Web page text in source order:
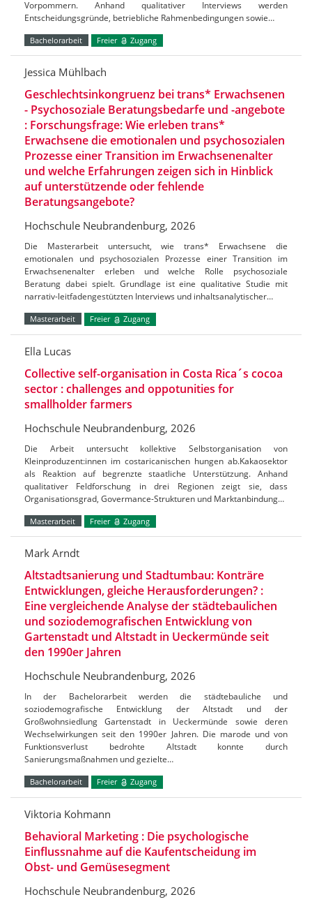
Vorpommern. Anhand qualitativer Interviews werden
Entscheidungsgründe, betriebliche Rahmenbedingungen sowie…
Bachelorarbeit Freier Zugang
Jessica Mühlbach
Geschlechtsinkongruenz bei trans* Erwachsenen
- Psychosoziale Beratungsbedarfe und -angebote
: Forschungsfrage: Wie erleben trans*
Erwachsene die emotionalen und psychosozialen
Prozesse einer Transition im Erwachsenenalter
und welche Erfahrungen zeigen sich in Hinblick
auf unterstützende oder fehlende
Beratungsangebote?
Hochschule Neubrandenburg, 2026
Die Masterarbeit untersucht, wie trans* Erwachsene die
emotionalen und psychosozialen Prozesse einer Transition im
Erwachsenenalter erleben und welche Rolle psychosoziale
Beratung dabei spielt. Grundlage ist eine qualitative Studie mit
narrativ-leitfadengestützten Interviews und inhaltsanalytischer…
Masterarbeit Freier Zugang
Ella Lucas
Collective self-organisation in Costa Rica´s cocoa
sector : challenges and oppotunities for
smallholder farmers
Hochschule Neubrandenburg, 2026
Die Arbeit untersucht kollektive Selbstorganisation von
Kleinproduzent:innen im costaricanischen hungen ab.Kakaosektor
als Reaktion auf begrenzte staatliche Unterstützung. Anhand
qualitativer Feldforschung in drei Regionen zeigt sie, dass
Organisationsgrad, Govermance-Strukturen und Marktanbindung…
Masterarbeit Freier Zugang
Mark Arndt
Altstadtsanierung und Stadtumbau: Konträre
Entwicklungen, gleiche Herausforderungen? :
Eine vergleichende Analyse der städtebaulichen
und soziodemografischen Entwicklung von
Gartenstadt und Altstadt in Ueckermünde seit
den 1990er Jahren
Hochschule Neubrandenburg, 2026
In der Bachelorarbeit werden die städtebauliche und
soziodemografische Entwicklung der Altstadt und der
Großwohnsiedlung Gartenstadt in Ueckermünde sowie deren
Wechselwirkungen seit den 1990er Jahren. Die marode und von
Funktionsverlust bedrohte Altstadt konnte durch
Sanierungsmaßnahmen und gezielte…
Bachelorarbeit Freier Zugang
Viktoria Kohmann
Behavioral Marketing : Die psychologische
Einflussnahme auf die Kaufentscheidung im
Obst- und Gemüsesegment
Hochschule Neubrandenburg, 2026